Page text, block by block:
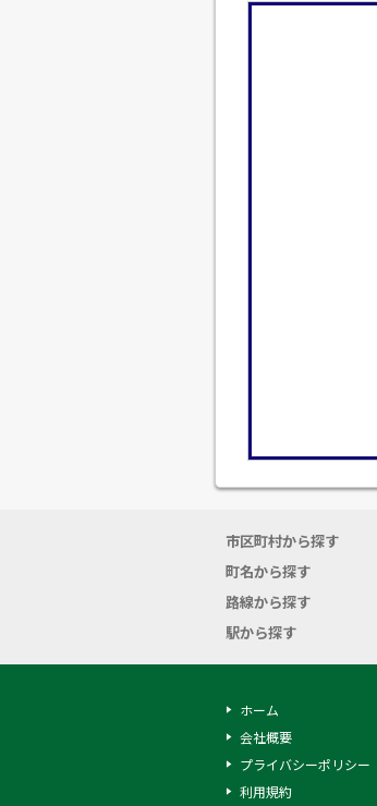
市区町村から探す
町名から探す
路線から探す
駅から探す
ホーム
会社概要
プライバシーポリシー
利用規約